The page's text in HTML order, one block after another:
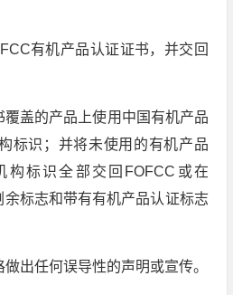
有机产品认证证书，并交回
覆盖的产品上使用中国有机产品
标识；并将未使用的有机产品
构标识全部交回FOFCC或在
标志和带有有机产品认证标志
做出任何误导性的声明或宣传。